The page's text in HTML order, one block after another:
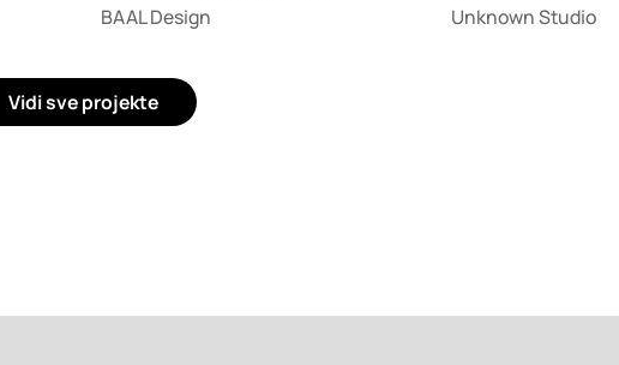
BAAL Design Unknown Studio
Vidi sve projekte